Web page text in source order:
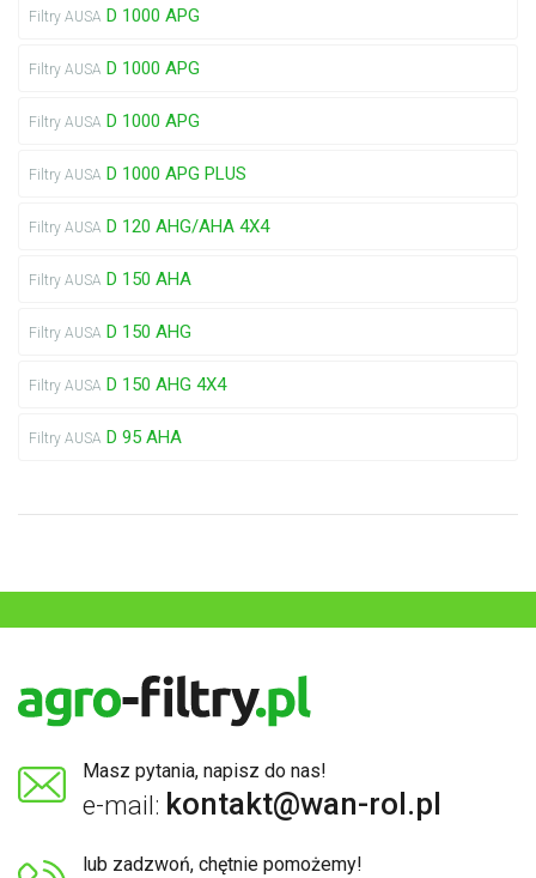
Filtry AUSA D 1000 APG
Filtry AUSA D 1000 APG
Filtry AUSA D 1000 APG
Filtry AUSA D 1000 APG PLUS
Filtry AUSA D 120 AHG/AHA 4X4
Filtry AUSA D 150 AHA
Filtry AUSA D 150 AHG
Filtry AUSA D 150 AHG 4X4
Filtry AUSA D 95 AHA
Masz pytania, napisz do nas!
e-mail: kontakt@wan-rol.pl
lub zadzwoń, chętnie pomożemy!